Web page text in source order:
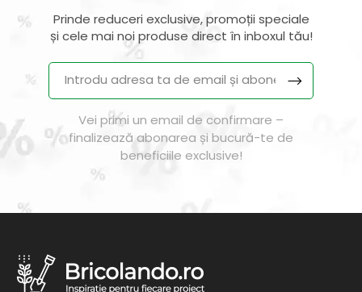
Prinde reduceri exclusive, promoții speciale
și cele mai noi produse direct în inboxul tău!
Vei primi un email de confirmare –
finalizează abonarea și bucură-te de
beneficiile exclusive!